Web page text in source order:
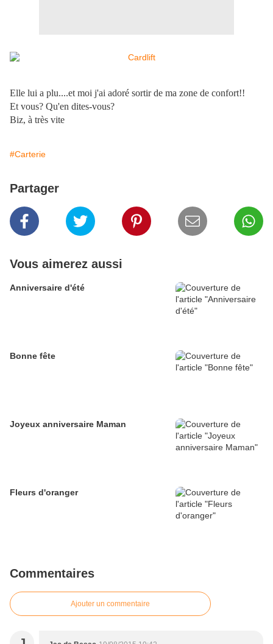
Elle lui a plu....et moi j'ai adoré sortir de ma zone de confort!!
Et vous? Qu'en dites-vous?
Biz, à très vite
#Carterie
Partager
Vous aimerez aussi
Anniversaire d'été
Bonne fête
Joyeux anniversaire Maman
Fleurs d'oranger
Commentaires
Ajouter un commentaire